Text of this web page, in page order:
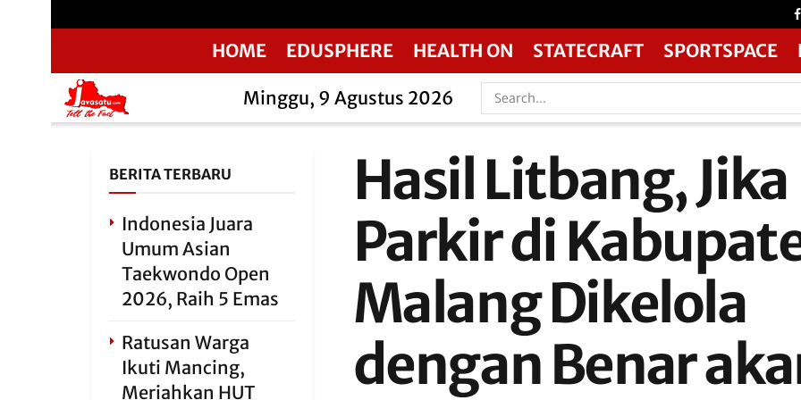
HOME EDUSPHERE HEALTH ON STATECRAFT SPORTSPACE
Minggu, 9 Agustus 2026
Hasil Litbang, Jika
Parkir di
Malang Dikelola
dengan Benar
BERITA TERBARU
Indonesia Juara
Umum Asian
Taekwondo Open
2026, Raih 5 Emas
Ratusan Warga
Ikuti Mancing,
Meriahkan HUT